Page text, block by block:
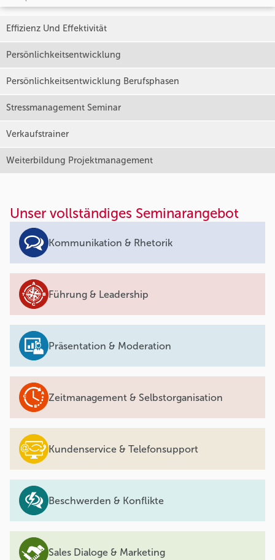
Effizienz Und Effektivität
Persönlichkeitsentwicklung
Persönlichkeitsentwicklung Berufsphasen
Stressmanagement Seminar
Verkaufstrainer
Weiterbildung Projektmanagement
Unser vollständiges Seminarangebot
Kommunikation & Rhetorik
Führung & Leadership
Präsentation & Moderation
Zeitmanagement & Selbstorganisation
Kundenservice & Telefonsupport
Beschwerden & Konflikte
Sales Dialoge & Marketing